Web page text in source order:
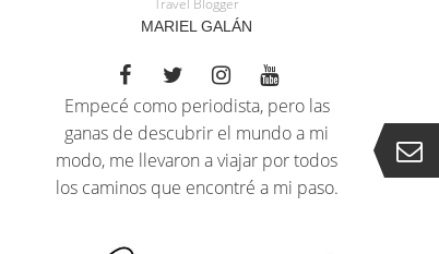
Travel Blogger
MARIEL GALÁN
Empecé como periodista, pero las
ganas de descubrir el mundo a mi
modo, me llevaron a viajar por todos
los caminos que encontré a mi paso.